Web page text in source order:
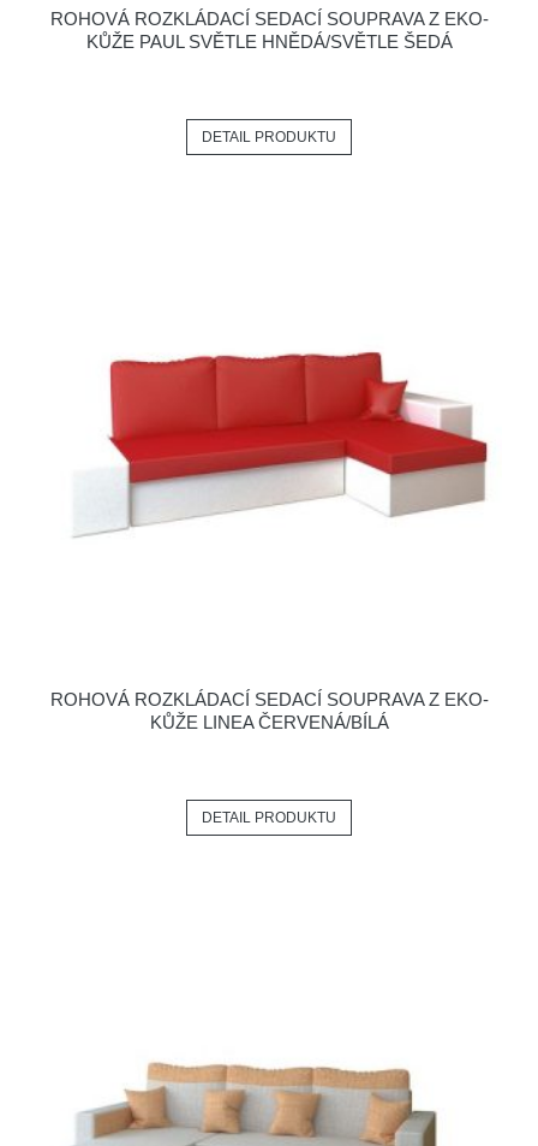
ROHOVÁ ROZKLÁDACÍ SEDACÍ SOUPRAVA Z EKO-
KŮŽE PAUL SVĚTLE HNĚDÁ/SVĚTLE ŠEDÁ
DETAIL PRODUKTU
ROHOVÁ ROZKLÁDACÍ SEDACÍ SOUPRAVA Z EKO-
KŮŽE LINEA ČERVENÁ/BÍLÁ
DETAIL PRODUKTU